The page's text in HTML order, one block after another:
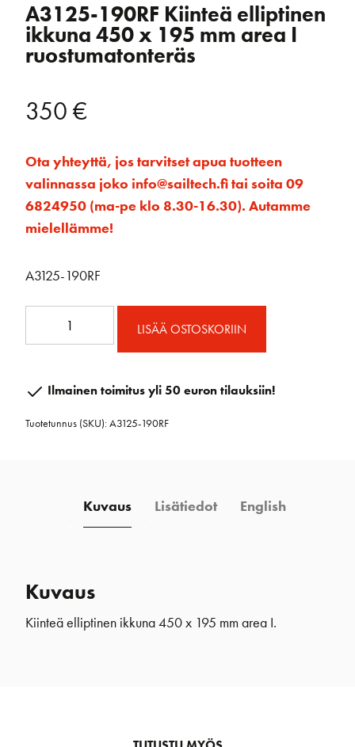
A3125-190RF Kiinteä elliptinen
ikkuna 450 x 195 mm area I
ruostumatonteräs
350€
Ota yhteyttä, jos tarvitset apua tuotteen
valinnassa joko info@sailtech.fi tai soita 09
6824950 (ma-pe klo 8.30-16.30). Autamme
mielellämme!
A3125-190RF
elliptinen
450
määrä
LISÄÄ OSTOSKORIIN
Ilmainen toimitus yli 50 euron tilauksiin!
Tuotetunnus (SKU):A3125-190RF
Kuvaus Lisätiedot English
Kuvaus
Kiinteä elliptinen ikkuna 450 x 195 mm area I.